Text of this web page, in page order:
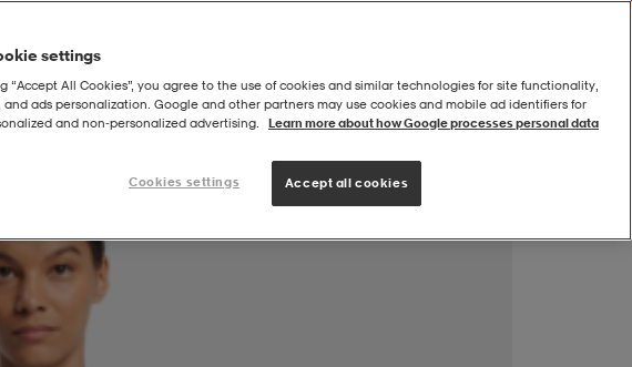
settings
“Accept All Cookies”, you agree to the use of cookies and similar technologies for site functionality,
and ads personalization. Google and other partners may use cookies and mobile ad identifiers for
and non‑personalized advertising.
Learn more about how Google processes personal data
Cookies settings Accept all cookies